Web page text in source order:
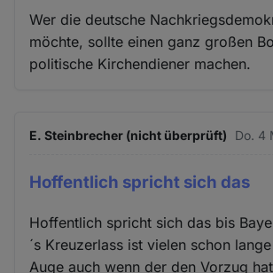
Wer die deutsche
möchte, sollte einen ganz großen
politische Kirchendiener machen.
E. Steinbrecher (nicht überprüft) Do. 4
Hoffentlich spricht sich das
Hoffentlich spricht sich das bis
´s Kreuzerlass ist vielen schon
Auge auch wenn der den Vorzug